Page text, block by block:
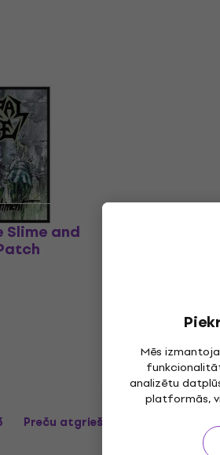
Mēs
analizētu
platformās,
Slime and
Preču atgriešana līdz 30 dienām